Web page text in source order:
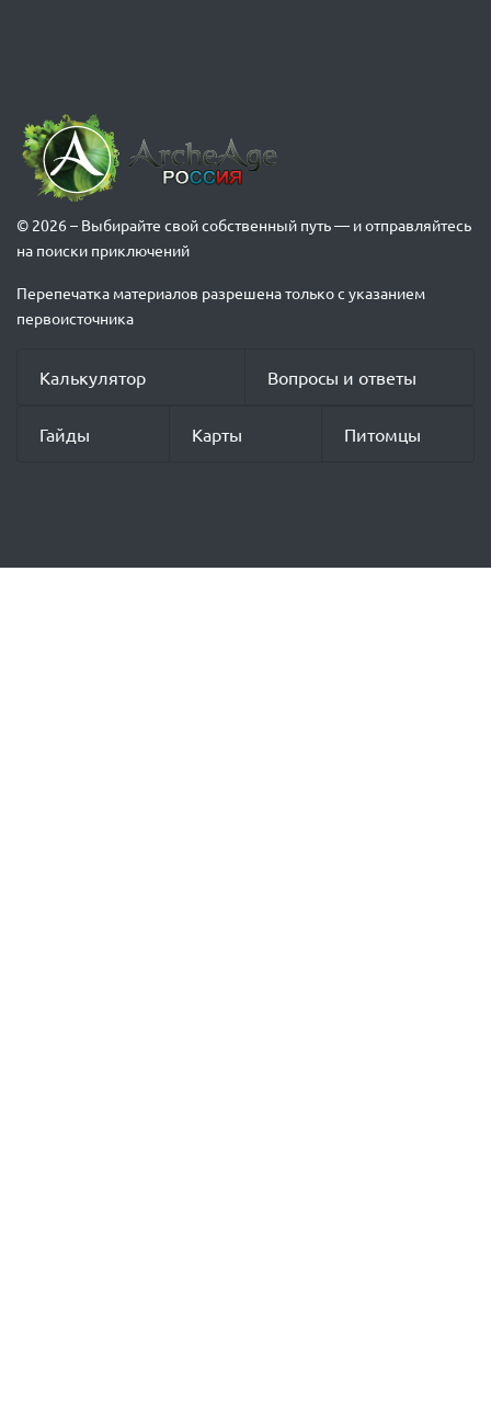
© 2026 – Выбирайте свой собственный путь — и отправляйтесь
на поиски приключений
Перепечатка материалов разрешена только с указанием
первоисточника
Калькулятор Вопросы и ответы
Гайды Карты Питомцы